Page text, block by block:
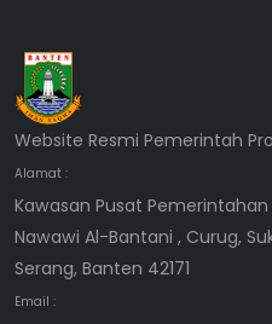
Website Resmi Pemerintah
Alamat :
Kawasan Pusat Pemerintahan
Nawawi Al-Bantani , Curug,
Serang, Banten 42171
Email :